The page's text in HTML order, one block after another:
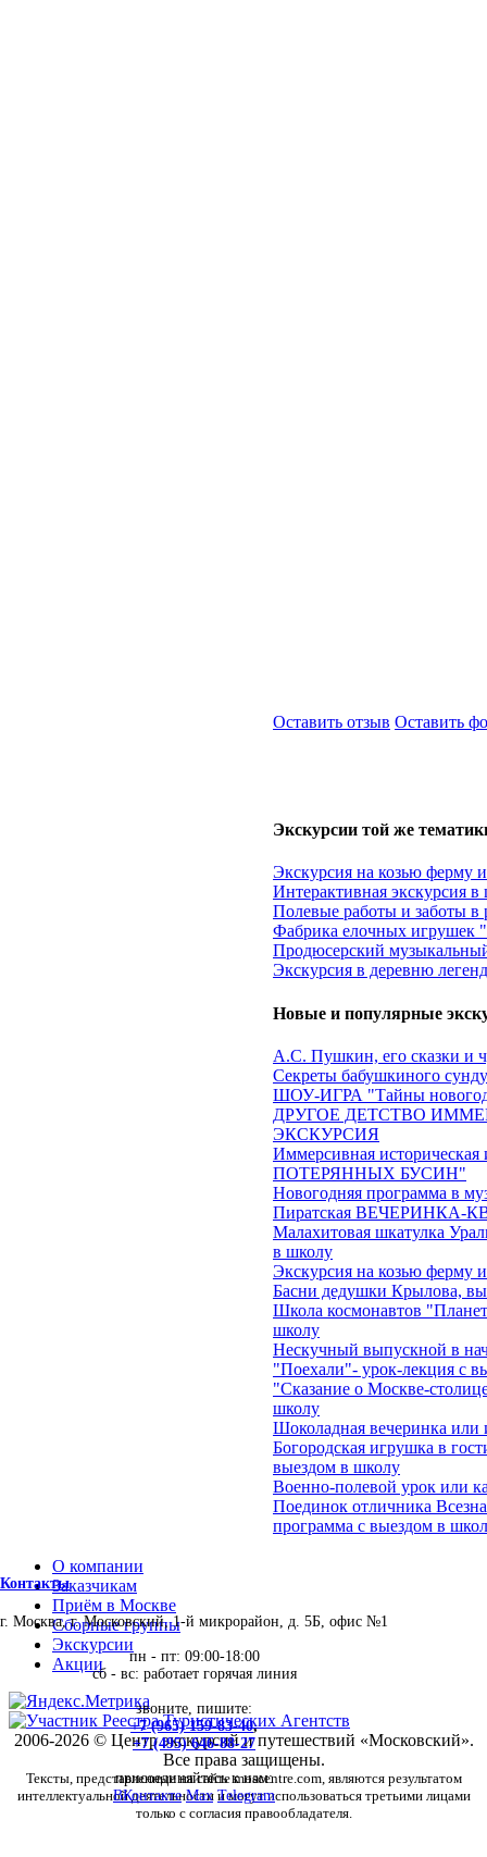
Оставить отзыв Оставить
Экскурсии той же
Экскурсия на козью ферму
Интерактивная экскурсия
Полевые работы и заботы в
Фабрика елочных игрушек
Продюсерский
Экскурсия в деревню
Новые и популярные
А.С. Пушкин, его сказки и
Секреты бабушкиного
ШОУ-ИГРА "Тайны
ДРУГОЕ ДЕТСТВО
ЭКСКУРСИЯ
Иммерсивная
ПОТЕРЯННЫХ БУСИН"
Новогодняя программа в
Пиратская ВЕЧЕРИНКА-
Малахитовая шкатулка
в школу
Экскурсия на козью ферму
Басни дедушки Крылова,
Школа космонавтов
школу
Нескучный выпускной в
"Поехали"- урок-лекция с
"Сказание о Москве-
школу
Шоколадная вечеринка или
Богородская игрушка в
выездом в школу
Военно-полевой урок или
Поединок отличника
программа с выездом в
Контакты
г. Москва, г. Московский, 1-й микрорайон, д. 5Б, офис №1
пн - пт: 09:00-18:00
сб - вс: работает горячая линия
звоните, пишите:
+7 (965) 159-83-40,
+7 (495) 646-88-27
присоединяйтесь к нам:
ВКонтакте Max Telegram
О компании
Заказчикам
Приём в Москве
Сборные группы
Экскурсии
Акции
2006-2026 © Центр экскурсий и путешествий «Московский».
Все права защищены.
Тексты, представленные на сайте moscentre.com, являются результатом
интеллектуальной деятельности и могут использоваться третьими лицами
только с согласия правообладателя.